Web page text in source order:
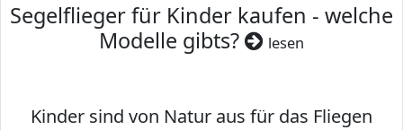
Segelflieger für Kinder kaufen - welche
Modelle gibts?
lesen
Kinder sind von Natur aus für das Fliegen